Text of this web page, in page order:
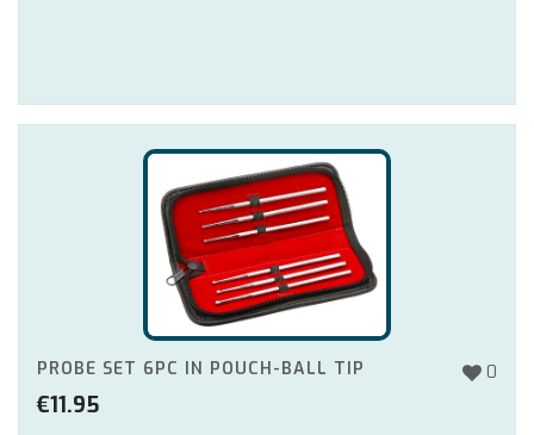
0
PROBE SET 6PC IN POUCH-BALL TIP
€11.95